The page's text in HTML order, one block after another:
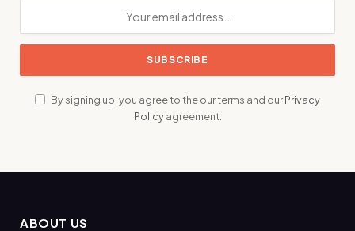
By signing up, you agree to the our terms and ourPrivacy
Policyagreement.
ABOUT US